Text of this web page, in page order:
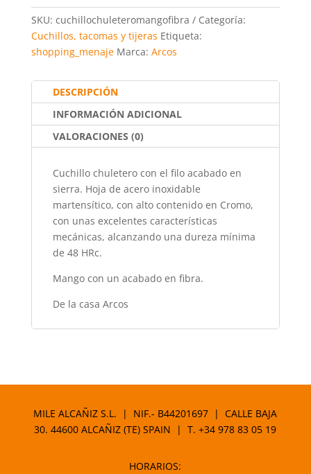
c
e
b
o
o
k
itt
er
ai
l
at
s
A
p
p
er
e
st
m
p
tir
SKU: cuchillochuleteromangofibra
Categoría:
Cuchillos, tacomas y tijeras Etiqueta:
shopping_menaje Marca: Arcos
DESCRIPCIÓN
INFORMACIÓN ADICIONAL
VALORACIONES (0)
Cuchillo chuletero con el filo acabado en
sierra. Hoja de acero inoxidable
martensítico, con alto contenido en Cromo,
con unas excelentes características
mecánicas, alcanzando una dureza mínima
de 48 HRc.
Mango con un acabado en fibra.
De la casa Arcos
MILE ALCAÑIZ S.L. | NIF.- B44201697 | CALLE BAJA
30. 44600 ALCAÑIZ (TE) SPAIN | T.+34 978 83 05 19
HORARIOS: